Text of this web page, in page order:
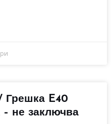
Грешка E40
– не заключва